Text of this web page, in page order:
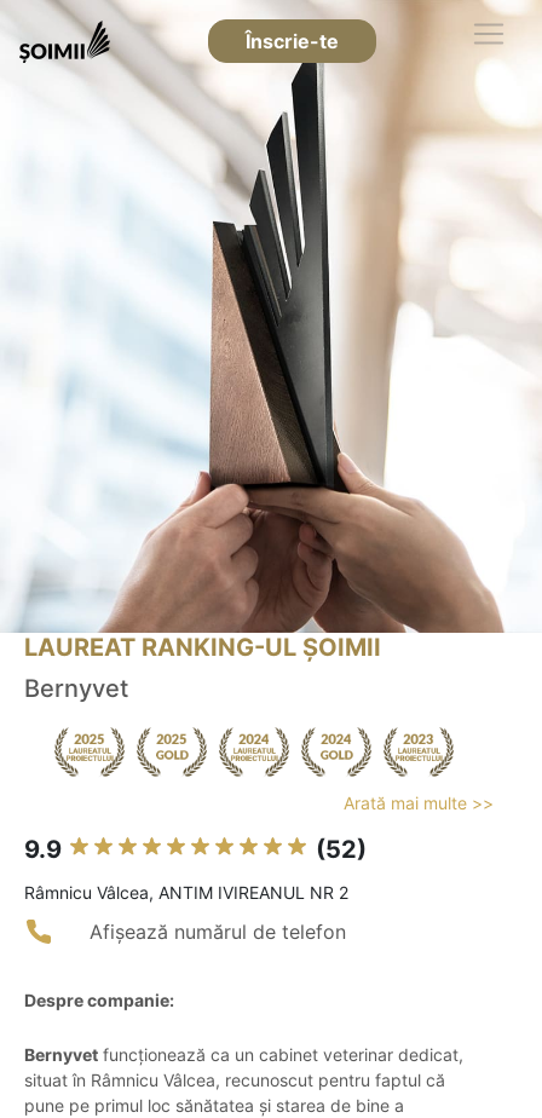
Înscrie-te
LAUREAT RANKING-UL ȘOIMII
Bernyvet
Arată mai multe >>
9.9 (52)
Râmnicu Vâlcea, ANTIM IVIREANUL NR 2
Afișează numărul de telefon
Despre companie:
Bernyvet funcționează ca un cabinet veterinar dedicat,
situat în Râmnicu Vâlcea, recunoscut pentru faptul că
pune pe primul loc sănătatea și starea de bine a